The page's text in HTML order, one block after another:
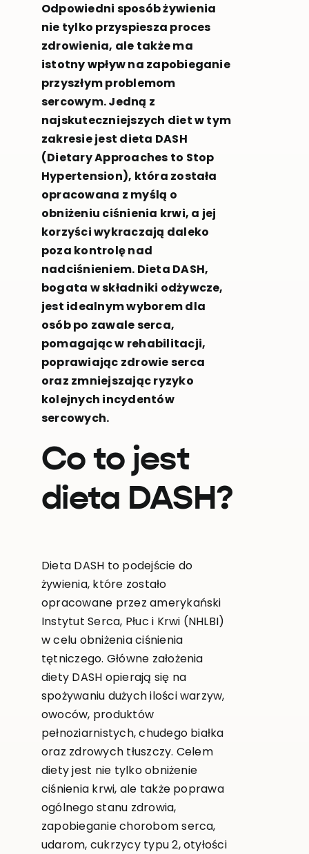
Odpowiedni sposób żywienia
nie tylko przyspiesza proces
zdrowienia, ale także ma
istotny wpływ na zapobieganie
przyszłym problemom
sercowym. Jedną z
najskuteczniejszych diet w tym
zakresie jest dieta DASH
(Dietary Approaches to Stop
Hypertension), która została
opracowana z myślą o
obniżeniu ciśnienia krwi, a jej
korzyści wykraczają daleko
poza kontrolę nad
nadciśnieniem. Dieta DASH,
bogata w składniki odżywcze,
jest idealnym wyborem dla
osób po zawale serca,
pomagając w rehabilitacji,
poprawiając zdrowie serca
oraz zmniejszając ryzyko
kolejnych incydentów
sercowych.
Co to jest
dieta DASH?
Dieta DASH to podejście do
żywienia, które zostało
opracowane przez amerykański
Instytut Serca, Płuc i Krwi (NHLBI)
w celu obniżenia ciśnienia
tętniczego. Główne założenia
diety DASH opierają się na
spożywaniu dużych ilości warzyw,
owoców, produktów
pełnoziarnistych, chudego białka
oraz zdrowych tłuszczy. Celem
diety jest nie tylko obniżenie
ciśnienia krwi, ale także poprawa
ogólnego stanu zdrowia,
zapobieganie chorobom serca,
udarom, cukrzycy typu 2, otyłości